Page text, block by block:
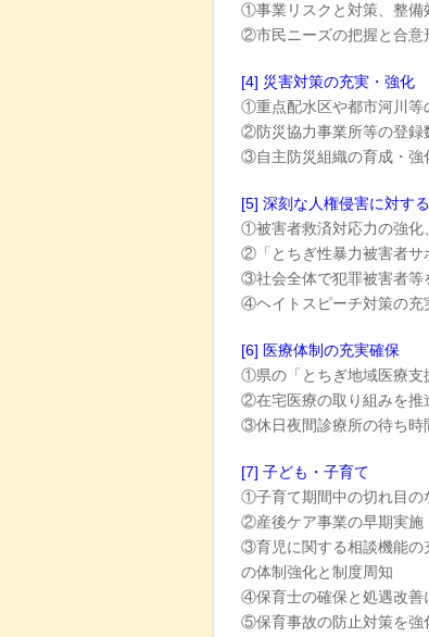
①事業リスクと対策、整備
②市民ニーズの把握と合意
[4] 災害対策の充実・強化
①重点配水区や都市河川等
②防災協力事業所等の登録
③自主防災組織の育成・強
[5] 深刻な人権侵害に対す
①被害者救済対応力の強化
②「とちぎ性暴力被害者サ
③社会全体で犯罪被害者等
④ヘイトスピーチ対策の充
[6] 医療体制の充実確保
①県の「とちぎ地域医療支
②在宅医療の取り組みを推
③休日夜間診療所の待ち時
[7] 子ども・子育て
①子育て期間中の切れ目の
②産後ケア事業の早期実施
③育児に関する相談機能の
の体制強化と制度周知
④保育士の確保と処遇改善
⑤保育事故の防止対策を強